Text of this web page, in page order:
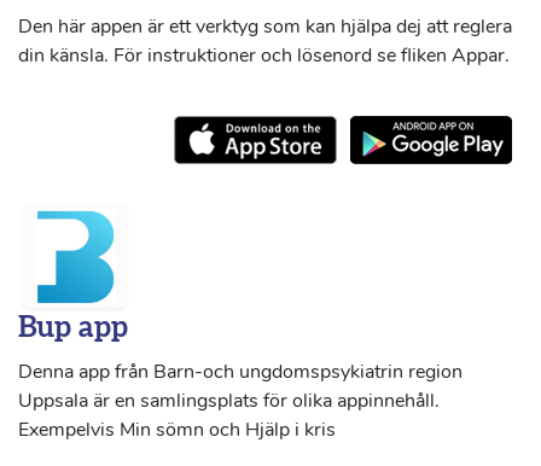
Den här appen är ett verktyg som kan hjälpa dej att reglera
din känsla. För instruktioner och lösenord se fliken Appar.
Bup app
Denna app från Barn-och ungdomspsykiatrin region
Uppsala är en samlingsplats för olika appinnehåll.
Exempelvis Min sömn och Hjälp i kris